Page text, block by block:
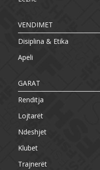
VENDIMET
Disiplina & Etika
Apeli
GARAT
Renditja
Lojtarët
Ndeshjet
Klubet
Trajnerët